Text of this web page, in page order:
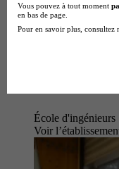
École d'ingénieurs
Voir
Vous pouvez à tout moment
en bas de page.
Pour en savoir plus, consultez